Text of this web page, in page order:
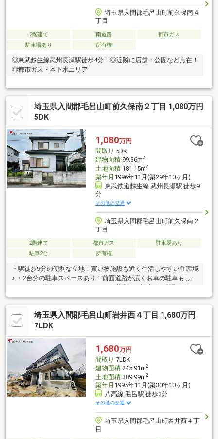
埼玉県入間郡毛呂山町前久保南４
丁目
2階建て 南道路
都市ガス
駐車場あり
所有権
◎東武越生線武州長瀬駅徒歩4分！◎近隣に店舗・公園など点在！
◎都市ガス・本下水エリア
埼玉県入間郡毛呂山町前久保南２丁目 1,080万円
5DK
1,080万円
間取り 5DK
建物面積99.36m2
土地面積181.15m2
築年月 1996年11月(築29年10ヶ月)
東武鉄道越生線 武州長瀬駅 徒歩9
分
その他の交通
埼玉県入間郡毛呂山町前久保南２
丁目
2階建て 都市ガス
駐車場あり
駐車2台
所有権
・駅徒歩9分の便利な立地！買い物施設も近く生活しやすい住環境
♪ ・2台分の駐車スペースあり！前面道路が広くお車の駐車もしや
すい！ ・2箇所にキッチンがあり、2世帯にも対応した間取り♪
埼玉県入間郡毛呂山町岩井西４丁目 1,680万円
7LDK
1,680万円
間取り 7LDK
建物面積245.91m2
土地面積389.99m2
築年月 1995年11月(築30年10ヶ月)
八高線 毛呂駅 徒歩3分
その他の交通
埼玉県入間郡毛呂山町岩井西４丁
目